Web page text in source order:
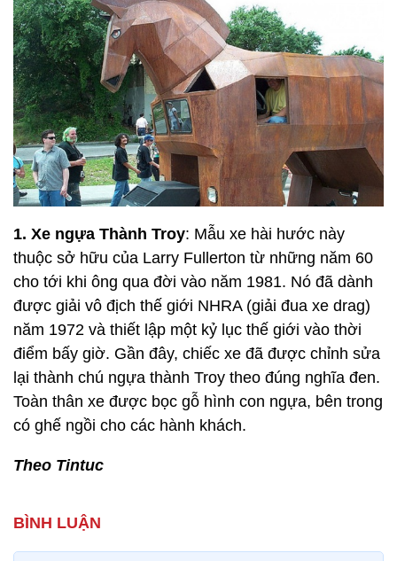
1. Xe ngựa Thành Troy: Mẫu xe hài hước này
thuộc sở hữu của Larry Fullerton từ những năm 60
cho tới khi ông qua đời vào năm 1981. Nó đã dành
được giải vô địch thế giới NHRA (giải đua xe drag)
năm 1972 và thiết lập một kỷ lục thế giới vào thời
điểm bấy giờ. Gần đây, chiếc xe đã được chỉnh sửa
lại thành chú ngựa thành Troy theo đúng nghĩa đen.
Toàn thân xe được bọc gỗ hình con ngựa, bên trong
có ghế ngồi cho các hành khách.
Theo Tintuc